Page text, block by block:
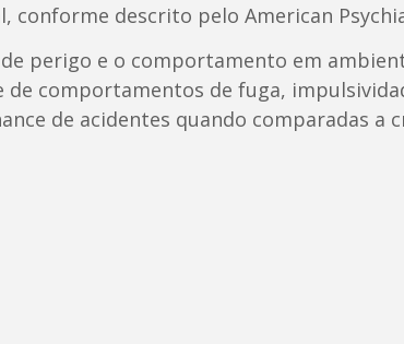
descrito pelo American
perigo e o comportamento em
comportamentos de fuga,
de acidentes quando comparadas a